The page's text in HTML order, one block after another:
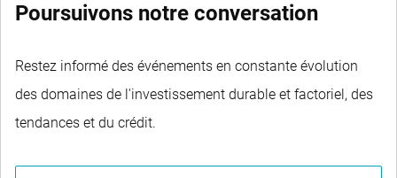
Poursuivons notre conversation
Restez informé des événements en constante évolution
des domaines de l'investissement durable et factoriel, des
tendances et du crédit.